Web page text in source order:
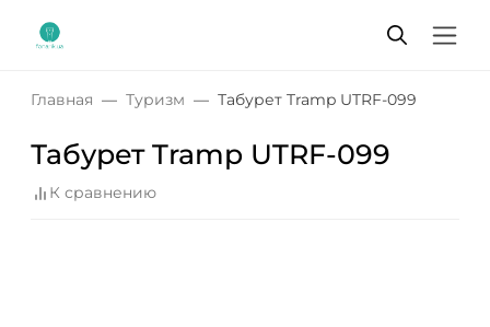
Главная Туризм Табурет Tramp UTRF-099
Табурет Tramp UTRF-099
К сравнению